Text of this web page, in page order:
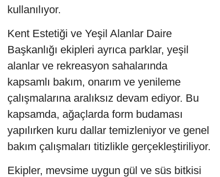
kullanılıyor.
Kent Estetiği ve Yeşil Alanlar Daire
Başkanlığı ekipleri ayrıca parklar, yeşil
alanlar ve rekreasyon sahalarında
kapsamlı bakım, onarım ve yenileme
çalışmalarına aralıksız devam ediyor. Bu
kapsamda, ağaçlarda form budaması
yapılırken kuru dallar temizleniyor ve genel
bakım çalışmaları titizlikle gerçekleştiriliyor.
Ekipler, mevsime uygun gül ve süs bitkisi